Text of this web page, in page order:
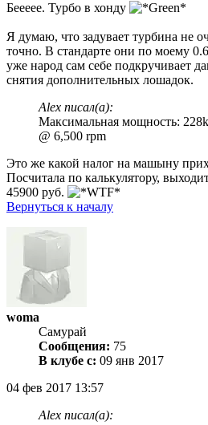
Беееее. Турбо в хонду
Я думаю, что задувает турбина не
точно. В стандарте они по моему
уже народ сам себе подкручивает
снятия дополнительных лошадок.
Alex писал(а):
Максимальная мощность:
@ 6,500 rpm
Это же какой налог на машыну
Посчитала по калькулятору,
45900 руб.
Вернуться к началу
woma
Самурай
Сообщения: 75
В клубе с: 09 янв 2017
04 фев 2017 13:57
Alex писал(а):